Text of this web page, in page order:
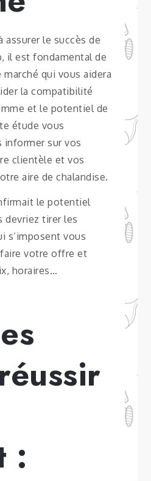
assurer le succès de
il est fondamental de
qui vous aidera
la compatibilité
et le potentiel de
étude vous
informer sur vos
clientèle et vos
aire de chalandise.
le potentiel
devriez tirer les
s’imposent vous
votre offre et
horaires…
: